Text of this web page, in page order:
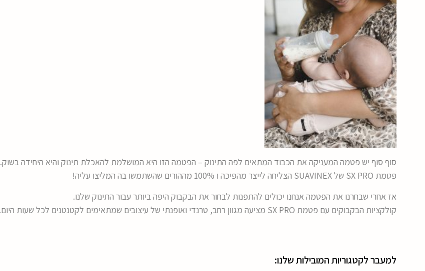
סוף סוף יש פטמה המעניקה את הכבוד המתאים לפה התינוק – הפטמה הזו היא המושלמת להאכלת תינוק והיא היחידה בשוק.
פטמת SX PRO של SUAVINEX הצליחה לייצר מהפיכה ו 100% מההורים שהשתמשו בה המליצו עליה!
אז אחרי שבחרנו את הפטמה אנחנו יכולים להתפנות לבחור את הבקבוק היפה ביותר עבור התינוק שלנו.
קולקציות הבקבוקים עם פטמת SX PRO מציעה מגוון רחב, טרנדי ואופנתי של עיצובים שמתאימים לקטנטנים לכל שעות היום.
למעבר לקטגוריות המובילות שלנו: